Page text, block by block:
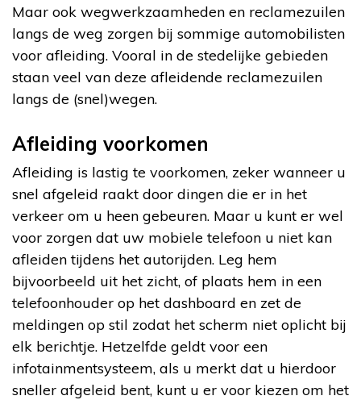
Maar ook wegwerkzaamheden en reclamezuilen
langs de weg zorgen bij sommige automobilisten
voor afleiding. Vooral in de stedelijke gebieden
staan veel van deze afleidende reclamezuilen
langs de (snel)wegen.
Afleiding voorkomen
Afleiding is lastig te voorkomen, zeker wanneer u
snel afgeleid raakt door dingen die er in het
verkeer om u heen gebeuren. Maar u kunt er wel
voor zorgen dat uw mobiele telefoon u niet kan
afleiden tijdens het autorijden. Leg hem
bijvoorbeeld uit het zicht, of plaats hem in een
telefoonhouder op het dashboard en zet de
meldingen op stil zodat het scherm niet oplicht bij
elk berichtje. Hetzelfde geldt voor een
infotainmentsysteem, als u merkt dat u hierdoor
sneller afgeleid bent, kunt u er voor kiezen om het